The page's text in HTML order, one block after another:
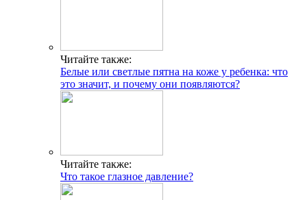
Читайте также:
Белые или светлые пятна на коже у ребенка: что
это значит, и почему они появляются?
Читайте также:
Что такое глазное давление?